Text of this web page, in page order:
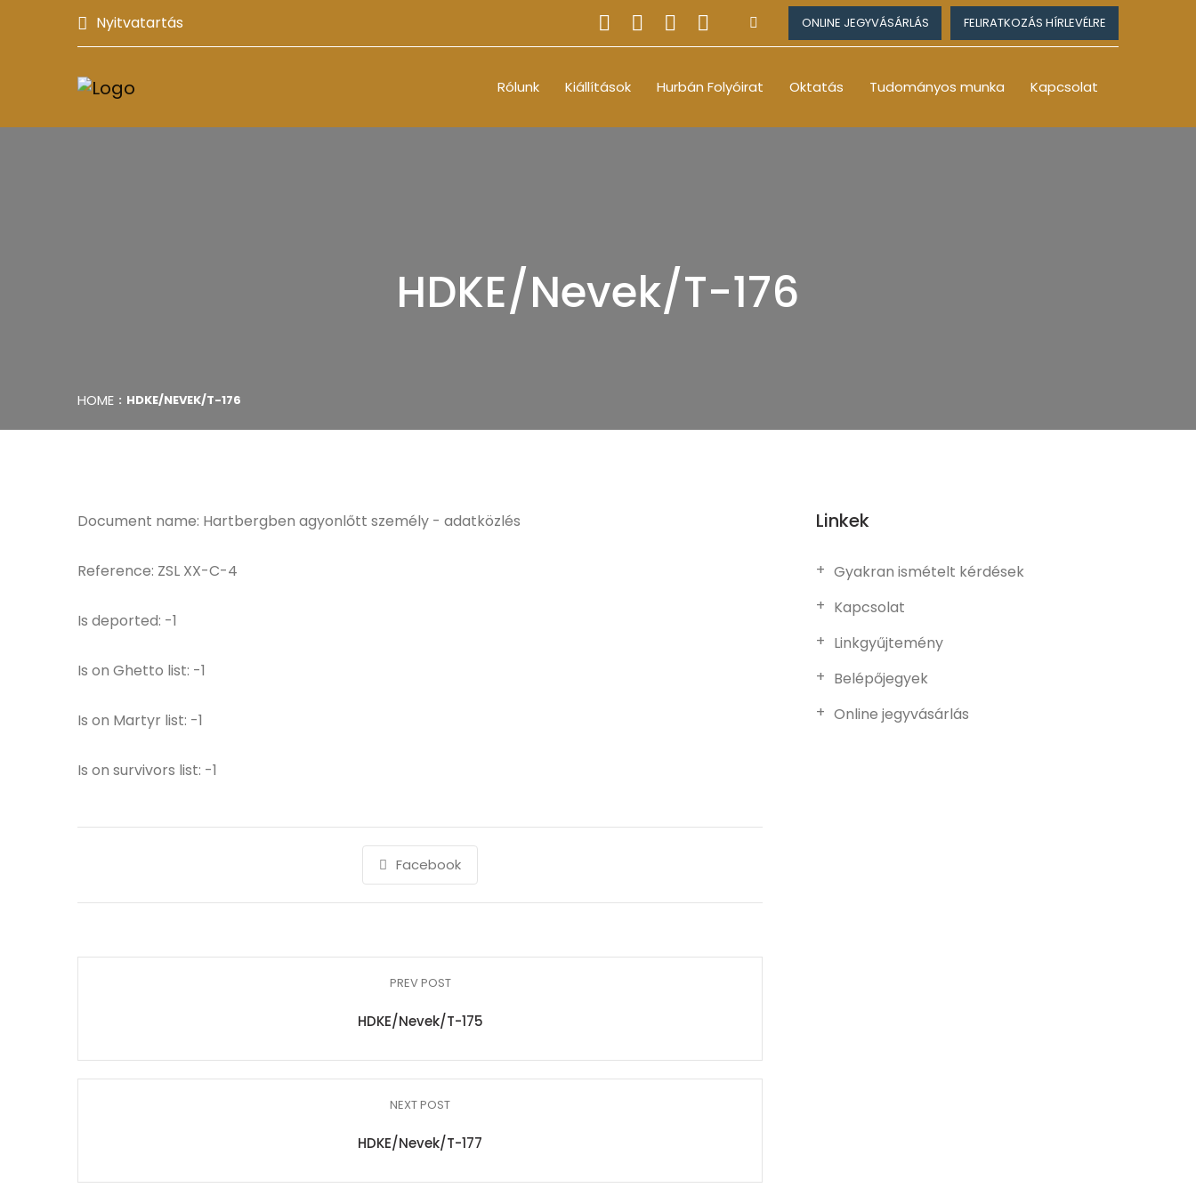
Nyitvatartás ONLINE JEGYVÁSÁRLÁS FELIRATKOZÁS HÍRLEVÉLRE
Rólunk Kiállítások Hurbán Folyóirat Oktatás Tudományos munka Kapcsolat
HDKE/Nevek/T-176
HOME HDKE/NEVEK/T-176
Document name: Hartbergben agyonlőtt személy - adatközlés
Reference: ZSL XX-C-4
Is deported: -1
Is on Ghetto list: -1
Is on Martyr list: -1
Is on survivors list: -1
Facebook
PREV POST
HDKE/Nevek/T-175
NEXT POST
HDKE/Nevek/T-177
Linkek
Gyakran ismételt kérdések
Kapcsolat
Linkgyűjtemény
Belépőjegyek
Online jegyvásárlás